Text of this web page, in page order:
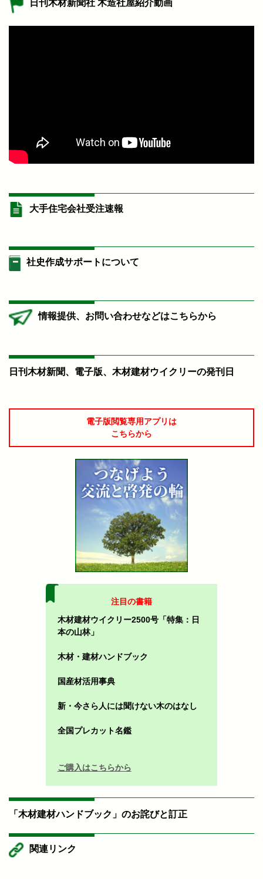
日刊木材新聞社 木造社屋紹介動画
大手住宅会社受注速報
社史作成サポートについて
情報提供、お問い合わせなどはこちらから
日刊木材新聞、電子版、木材建材ウイクリーの発刊日
電子版閲覧専用アプリは
こちらから
注目の書籍
木材建材ウイクリー2500号「特集：日
本の山林」
木材・建材ハンドブック
国産材活用事典
新・今さら人には聞けない木のはなし
全国プレカット名鑑
ご購入はこちらから
「木材建材ハンドブック」のお詫びと訂正
関連リンク